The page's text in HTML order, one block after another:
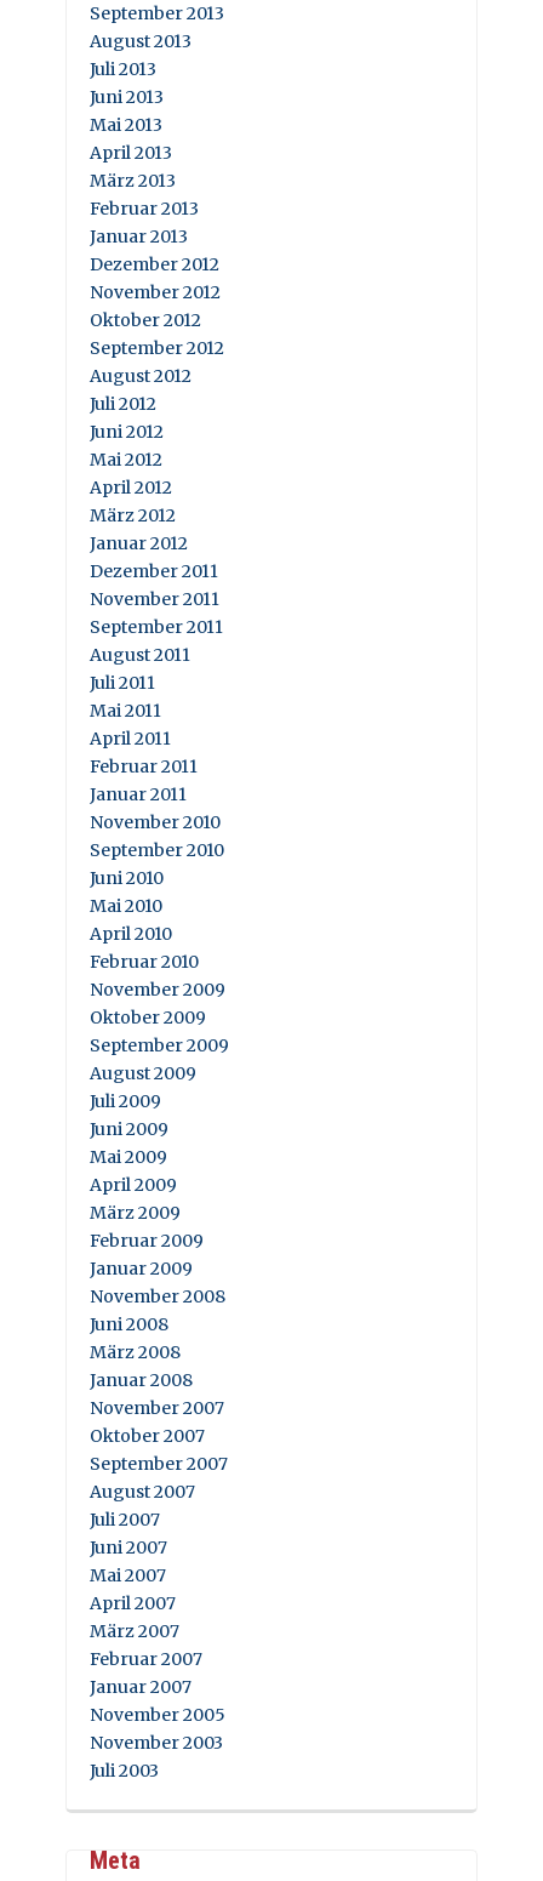
September 2013
August 2013
Juli 2013
Juni 2013
Mai 2013
April 2013
März 2013
Februar 2013
Januar 2013
Dezember 2012
November 2012
Oktober 2012
September 2012
August 2012
Juli 2012
Juni 2012
Mai 2012
April 2012
März 2012
Januar 2012
Dezember 2011
November 2011
September 2011
August 2011
Juli 2011
Mai 2011
April 2011
Februar 2011
Januar 2011
November 2010
September 2010
Juni 2010
Mai 2010
April 2010
Februar 2010
November 2009
Oktober 2009
September 2009
August 2009
Juli 2009
Juni 2009
Mai 2009
April 2009
März 2009
Februar 2009
Januar 2009
November 2008
Juni 2008
März 2008
Januar 2008
November 2007
Oktober 2007
September 2007
August 2007
Juli 2007
Juni 2007
Mai 2007
April 2007
März 2007
Februar 2007
Januar 2007
November 2005
November 2003
Juli 2003
Meta